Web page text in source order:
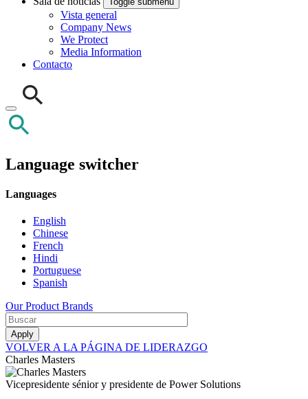
Vista general
Company News
We Protect
Media Information
Contacto
Language switcher
Languages
English
Chinese
French
Hindi
Portuguese
Spanish
Our Product Brands
VOLVER A LA PÁGINA DE LIDERAZGO
Charles Masters
Vicepresidente sénior y presidente de Power Solutions